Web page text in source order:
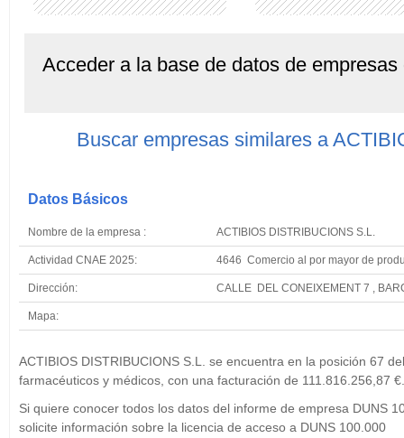
Acceder a la base de datos de
Buscar empresas similares a
Datos Básicos
Nombre de la empresa : ACTIBIOS DISTRIBUCIONS S.L.
Actividad CNAE 2025: 4646 Comercio al por mayor de
Dirección: CALLE DEL CONEIXEMENT 7 ,
Mapa:
−
ACTIBIOS DISTRIBUCIONS S.L. se encuentra en la posición 67
farmacéuticos y médicos, con una facturación de 111.816.256,87 €.
Si quiere conocer todos los datos del informe de empresa DUNS
solicite información sobre la licencia de acceso a DUNS 100.000